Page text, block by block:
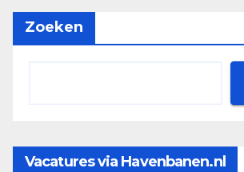
Zoeken
Vacatures via Havenbanen.nl